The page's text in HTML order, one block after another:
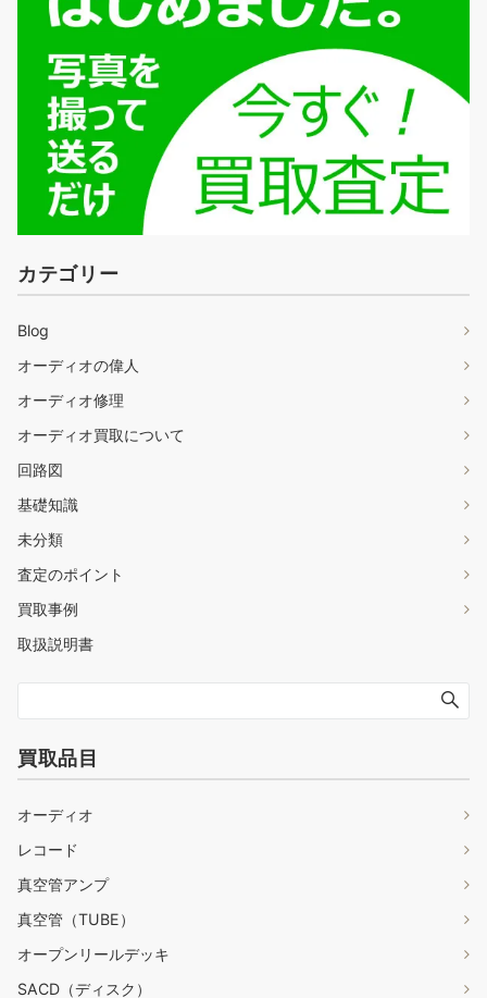
カテゴリー
Blog
オーディオの偉人
オーディオ修理
オーディオ買取について
回路図
基礎知識
未分類
査定のポイント
買取事例
取扱説明書
買取品目
オーディオ
レコード
真空管アンプ
真空管（TUBE）
オープンリールデッキ
SACD（ディスク）